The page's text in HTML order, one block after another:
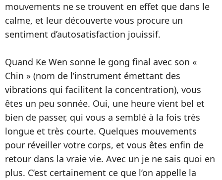
mouvements ne se trouvent en effet que dans le
calme, et leur découverte vous procure un
sentiment d’autosatisfaction jouissif.
Quand Ke Wen sonne le gong final avec son «
Chin » (nom de l’instrument émettant des
vibrations qui facilitent la concentration), vous
êtes un peu sonnée. Oui, une heure vient bel et
bien de passer, qui vous a semblé à la fois très
longue et très courte. Quelques mouvements
pour réveiller votre corps, et vous êtes enfin de
retour dans la vraie vie. Avec un je ne sais quoi en
plus. C’est certainement ce que l’on appelle la